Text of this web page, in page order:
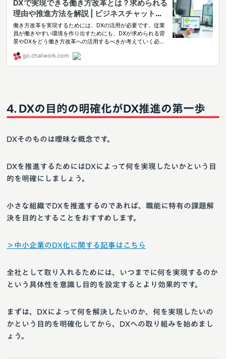
DXの目的の明確化がDX推進の第一歩
DXそのものは曖昧な概念です。
DXを推進するためにはDXによって何を実現したいかという目
的を明確にしましょう。
小さな組織でDXを推進するのであれば、職能に特有の課題解
決を目的とすることをおすすめします。
＞中小企業のDX化に関する記事はこちら
全社として取り入れるためには、いつまでに何を実現するのか
という具体性を意識し目的を設定するとより効果的です。
まずは、DXによって何を解決したいのか、何を実現したいの
かという目的を明確化してから、DXへの取り組みを始めまし
ょう。